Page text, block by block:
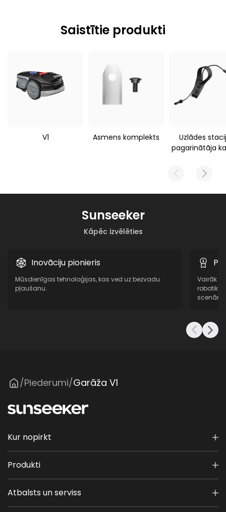
PP 63 × 49 × 7 cm
Saistītie produkti
V1 Asmens komplekts
Uzlādes
pagarinātāja
Kāpēc izvēlēties
Sunseeker
Inovāciju pionieris
Mūsdienīgas tehnoloģijas, kas ved uz bezvadu
pļaušanu.
Vairāk
/Piederumi/Garāža V1
Kur nopirkt
Produkti
Atbalsts un serviss